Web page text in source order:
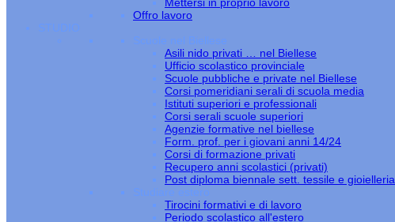
Offro lavoro
STUDIO
Scuole nel Biellese
Asili nido privati … nel Biellese
Ufficio scolastico provinciale
Scuole pubbliche e private nel Biellese
Corsi pomeridiani serali di scuola media
Istituti superiori e professionali
Corsi serali scuole superiori
Agenzie formative nel biellese
Form. prof. per i giovani anni 14/24
Corsi di formazione privati
Recupero anni scolastici (privati)
Post diploma biennale sett. tessile e gioielleria
Studiare estero
Tirocini formativi e di lavoro
Periodo scolastico all'estero